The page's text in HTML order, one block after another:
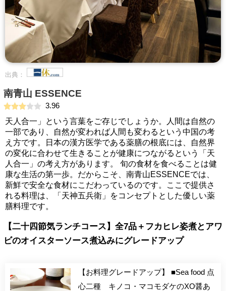
出典：
南青山 ESSENCE
3.96
天人合一」という言葉をご存じでしょうか。人間は自然の
一部であり、自然が変われば人間も変わるという中国の考
え方です。日本の漢方医学である薬膳の根底には、自然界
の変化に合わせて生きることが健康につながるという「天
人合一」の考え方があります。 旬の食材を食べることは健
康な生活の第一歩。だからこそ、南青山ESSENCEでは、
新鮮で安全な食材にこだわっているのです。ここで提供さ
れる料理は、「天神五兵衛」をコンセプトとした優しい薬
膳料理です。
【二十四節気ランチコース】全7品＋フカヒレ姿煮とアワ
ビのオイスターソース煮込みにグレードアップ
【お料理グレードアップ】 ■Sea food 点
心二種 キノコ・マコモダケのXO醤あ